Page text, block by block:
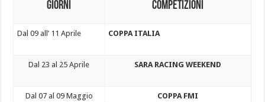
GIORNI COMPETIZIONI
Dal 09 all’ 11 Aprile COPPA ITALIA
Dal 23 al 25 Aprile SARA RACING WEEKEND
Dal 07 al 09 Maggio COPPA FMI